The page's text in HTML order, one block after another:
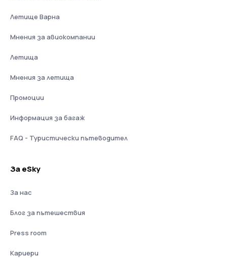
Летище Варна
Мнения за авиокомпании
Летища
Мнения за летища
Промоции
Информация за багаж
FAQ - Туристически пътеводител
За eSky
За нас
Блог за пътешествия
Press room
Кариери